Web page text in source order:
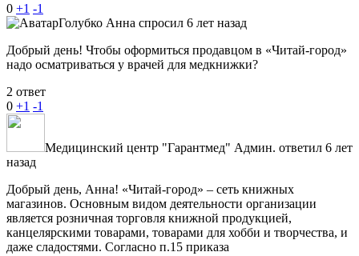
0 +1 -1
Голубко Анна спросил 6 лет назад
Добрый день! Чтобы оформиться продавцом в «Читай-город»
надо осматриваться у врачей для медкнижки?
2 ответ
0 +1 -1
Медицинский центр "Гарантмед" Админ. ответил 6 лет
назад
Добрый день, Анна! «Читай-город» – сеть книжных
магазинов. Основным видом деятельности организации
является розничная торговля книжной продукцией,
канцелярскими товарами, товарами для хобби и творчества, и
даже сладостями. Согласно п.15 приказа